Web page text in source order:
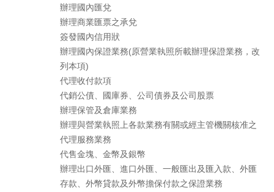
辦理國內匯兌
辦理商業匯票之承兌
簽發國內信用狀
辦理國內保證業務(原營業執照所載辦理保證業務，改
列本項)
代理收付款項
代銷公債、國庫券、公司債券及公司股票
辦理保管及倉庫業務
辦理與營業執照上各款業務有關或經主管機關核准之
代理服務業務
代售金塊、金幣及銀幣
辦理出口外匯、進口外匯、一般匯出及匯入款、外匯
存款、外幣貸款及外幣擔保付款之保證業務